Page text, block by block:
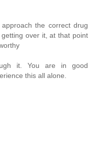
the correct drug
over it, at that point
it. You are in good
this all alone.